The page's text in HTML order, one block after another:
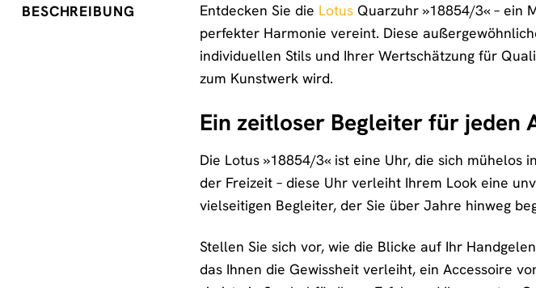
BESCHREIBUNG Entdecken Sie die Lotus Quarzuhr »18854/3« – ein
perfekter Harmonie vereint. Diese
individuellen Stils und Ihrer Wertschätzung für
zum Kunstwerk wird.
Ein zeitloser Begleiter für jeden
Die Lotus »18854/3« ist eine Uhr, die sich
der Freizeit – diese Uhr verleiht Ihrem Look eine
vielseitigen Begleiter, der Sie über Jahre hinweg
Stellen Sie sich vor, wie die Blicke auf Ihr
das Ihnen die Gewissheit verleiht, ein Accessoire